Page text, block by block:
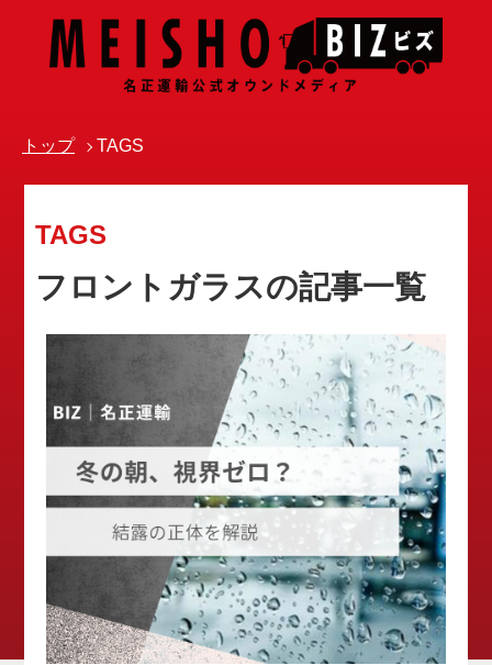
トップ TAGS
TAGS
フロントガラスの記事一覧